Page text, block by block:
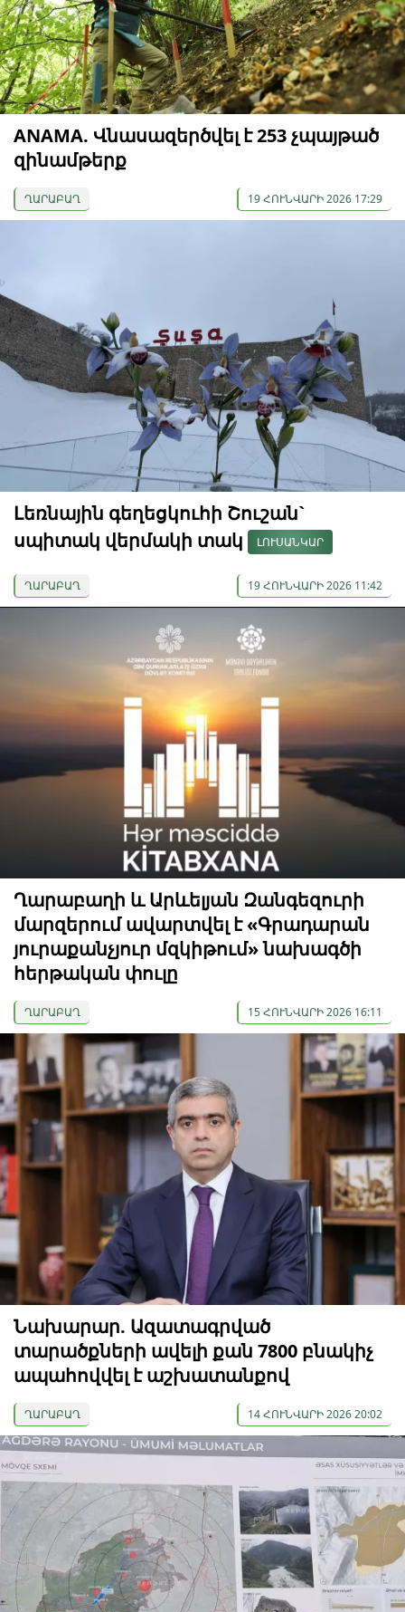
ANAMA. Վնասազերծվել է 253 չպայթած
զինամթերք
ՂԱՐԱԲԱՂ 19 ՀՈՒՆՎԱՐԻ 2026 17:29
Լեռնային գեղեցկուհի Շուշան`
սպիտակ վերմակի տակ
ԼՈՒՍԱՆԿԱՐ
ՂԱՐԱԲԱՂ 19 ՀՈՒՆՎԱՐԻ 2026 11:42
Ղարաբաղի և Արևելյան Զանգեզուրի
մարզերում ավարտվել է «Գրադարան
յուրաքանչյուր մզկիթում» նախագծի
հերթական փուլը
ՂԱՐԱԲԱՂ 15 ՀՈՒՆՎԱՐԻ 2026 16:11
Նախարար. Ազատագրված
տարածքների ավելի քան 7800 բնակիչ
ապահովվել է աշխատանքով
ՂԱՐԱԲԱՂ 14 ՀՈՒՆՎԱՐԻ 2026 20:02